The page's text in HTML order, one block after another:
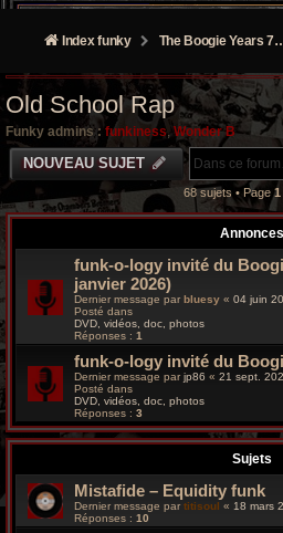
Index funky The Boogie Years 70’s/80’s
Old School Rap
Funky admins : funkiness, Wonder B
NOUVEAU SUJET
68 sujets • Page 1
Annonces
funk-o-logy invité du
janvier 2026)
Dernier message par bluesy « 04 juin
Posté dans
DVD, vidéos, doc, photos
Réponses : 1
funk-o-logy invité du
Dernier message parjp86 « 21 sept.
Posté dans
DVD, vidéos, doc, photos
Réponses : 3
Sujets
Mistafide – Equidity funk
Dernier message par titisoul « 18 mars
Réponses : 10